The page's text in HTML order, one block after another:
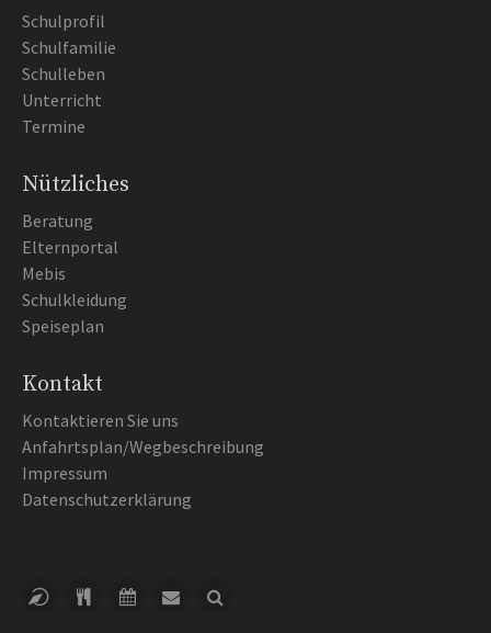
Schulprofil
Schulfamilie
Schulleben
Unterricht
Termine
Nützliches
Beratung
Elternportal
Mebis
Schulkleidung
Speiseplan
Kontakt
Kontaktieren Sie uns
Anfahrtsplan/Wegbeschreibung
Impressum
Datenschutzerklärung